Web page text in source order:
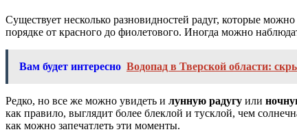
Существует несколько разновидностей радуг, которые
порядке от красного до фиолетового. Иногда можно
Вам будет интересно Водопад в Тверской области:
Редко, но все же можно увидеть и лунную радугу или
как правило, выглядит более блеклой и тусклой, чем
как можно запечатлеть эти моменты.